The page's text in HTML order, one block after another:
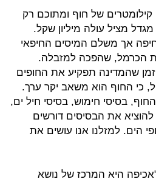
לדברי יונה יהב, ראש עיריית חיפה: בעיר שלי יש 17 קילומטרים של חוף ומתוכם רק
מציל עולה מיליון שקל.
אך משלם המיסים החיפאי
הכרמל, שהפכה למזבלה.
שהמדינה תפקיע את החופים
כי החוף הוא משאב יקר ערך.
בסיסי חימוש, בסיסי חיל ים,
את הבסיסים דורשים
הים. למזלנו אנו עושים את
היא המרכז של נושא